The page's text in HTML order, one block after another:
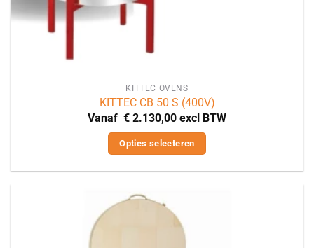
KITTEC OVENS
KITTEC CB 50 S (400V)
Vanaf € 2.130,00 excl BTW
Opties selecteren
meerdere
variaties.